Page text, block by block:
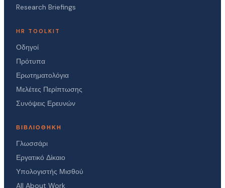
Research Briefings
HR TOOLKIT
Οδηγοί
Πρότυπα
Ερωτηματολόγια
Μελέτες Περίπτωσης
Συνόψεις Ερευνών
ΒΙΒΛΙΟΘΉΚΗ
Γλωσσάρι
Εργατικό Δίκαιο
Υπολογιστής Μισθού
All About Work